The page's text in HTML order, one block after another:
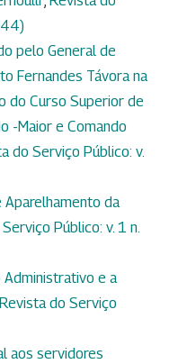
pelo General de
Fernandes Távora na
do Curso Superior de
-Maior e Comando
do Serviço Público: v.
Aparelhamento da
Público: v. 1 n.
e a
Revista do Serviço
aos servidores